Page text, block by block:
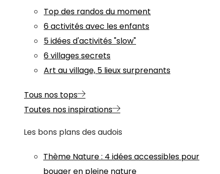
Top des randos du moment
6 activités avec les enfants
5 idées d'activités "slow"
6 villages secrets
Art au village, 5 lieux surprenants
Tous nos tops
Toutes nos inspirations
Les bons plans des audois
Thème Nature: 4 idées accessibles pour
bouger en pleine nature